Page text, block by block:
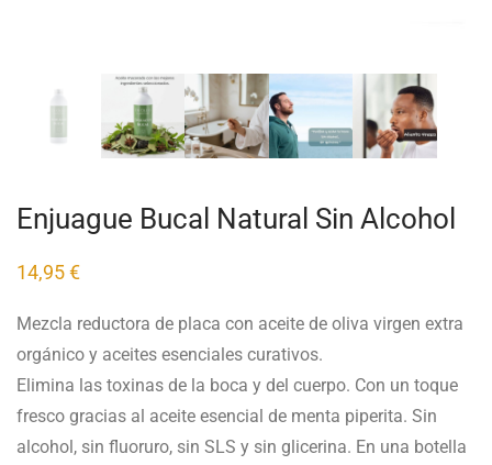
Enjuague Bucal Natural Sin Alcohol
14,95€
Mezcla reductora de placa con aceite de oliva virgen extra
orgánico y aceites esenciales curativos.
Elimina las toxinas de la boca y del cuerpo. Con un toque
fresco gracias al aceite esencial de menta piperita. Sin
alcohol, sin fluoruro, sin SLS y sin glicerina. En una botella